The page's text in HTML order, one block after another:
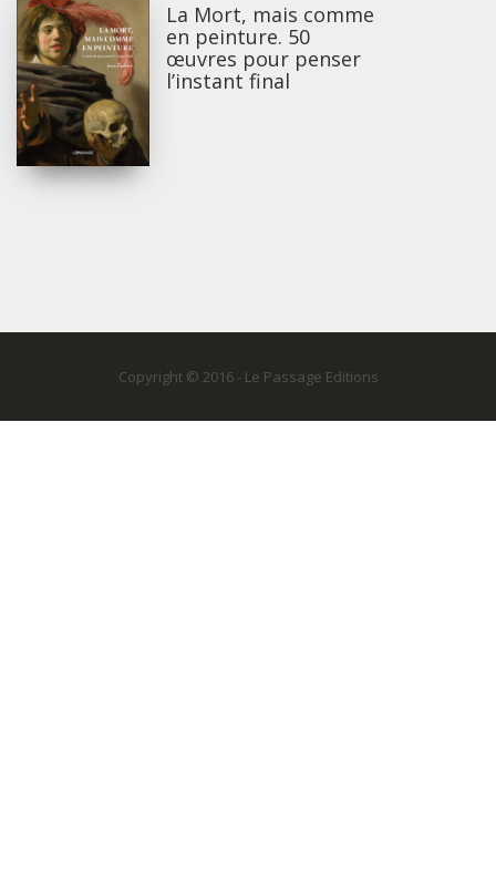
La Mort, mais comme
en peinture. 50
œuvres pour penser
l’instant final
Copyright © 2016 - Le Passage Editions